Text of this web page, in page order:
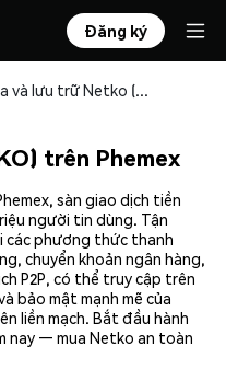
Đăng ký
Mua và lưu trữ Netko (NETKO) an toàn
trên Phemex
sàn giao dịch tiền
người tin dùng. Tận
các phương thức thanh
chuyển khoản ngân hàng,
P2P, có thể truy cập trên
bảo mật mạnh mẽ của
liền mạch. Bắt đầu hành
nay — mua Netko an toàn